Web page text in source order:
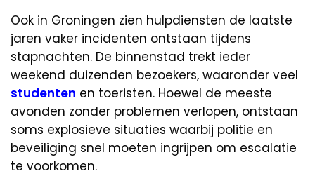
Ook in Groningen zien hulpdiensten de laatste
jaren vaker incidenten ontstaan tijdens
stapnachten. De binnenstad trekt ieder
weekend duizenden bezoekers, waaronder veel
studenten en toeristen. Hoewel de meeste
avonden zonder problemen verlopen, ontstaan
soms explosieve situaties waarbij politie en
beveiliging snel moeten ingrijpen om escalatie
te voorkomen.